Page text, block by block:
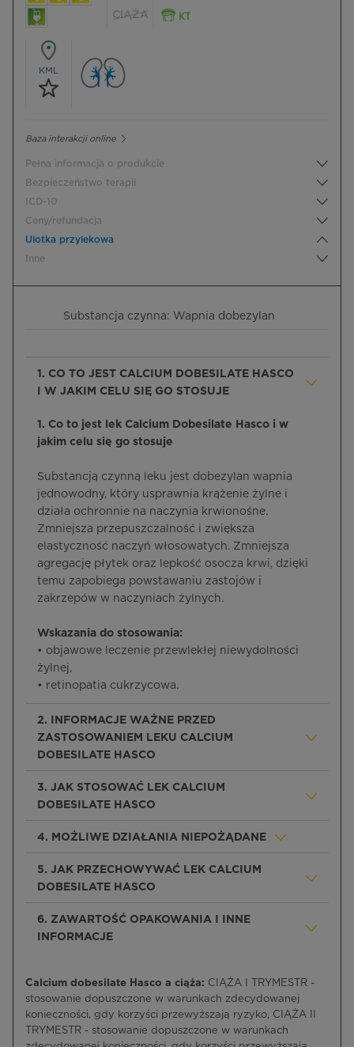
CIĄŻA
KML
Baza interakcji online
Pełna informacja o produkcie
Bezpieczeństwo terapii
ICD-10
Ceny/refundacja
Ulotka przylekowa
Inne
Substancja czynna: Wapnia dobezylan
1. CO TO JEST CALCIUM DOBESILATE HASCO
I W JAKIM CELU SIĘ GO STOSUJE
1. Co to jest lek Calcium Dobesilate Hasco i w
jakim celu się go stosuje
Substancją czynną leku jest dobezylan wapnia
jednowodny, który usprawnia krążenie żylne i
działa ochronnie na naczynia krwionośne.
Zmniejsza przepuszczalność i zwiększa
elastyczność naczyń włosowatych. Zmniejsza
agregację płytek oraz lepkość osocza krwi, dzięki
temu zapobiega powstawaniu zastojów i
zakrzepów w naczyniach żylnych.
Wskazania do stosowania:
• objawowe leczenie przewlekłej niewydolności
żylnej,
• retinopatia cukrzycowa.
2. INFORMACJE WAŻNE PRZED
ZASTOSOWANIEM LEKU CALCIUM
DOBESILATE HASCO
3. JAK STOSOWAĆ LEK CALCIUM
DOBESILATE HASCO
4. MOŻLIWE DZIAŁANIA NIEPOŻĄDANE
5. JAK PRZECHOWYWAĆ LEK CALCIUM
DOBESILATE HASCO
6. ZAWARTOŚĆ OPAKOWANIA I INNE
INFORMACJE
Calcium dobesilate Hasco a ciąża: CIĄŻA I TRYMESTR -
stosowanie dopuszczone w warunkach zdecydowanej
konieczności, gdy korzyści przewyższają ryzyko, CIĄŻA II
TRYMESTR - stosowanie dopuszczone w warunkach